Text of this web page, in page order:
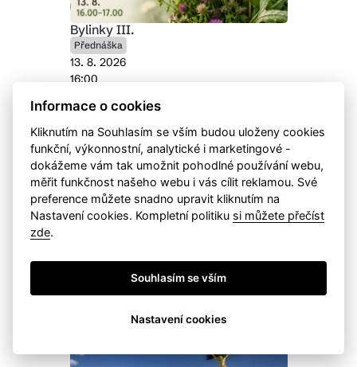
Bylinky III.
Přednáška
13. 8. 2026
16:00
radami.
Ježkovo kulturní léto 2026: Oči,
Tomáš Štefka Band
Koncert Léto v Jihlavě Tanec
13. 8. 2026
18:00-22:00
pohoda, skvělé pivo, dobré jídlo! Tam
Informace o cookies
Kliknutím na Souhlasím se vším budou uloženy cookies
funkční, výkonnostní, analytické i marketingové -
dokážeme vám tak umožnit pohodlné používání webu,
měřit funkčnost našeho webu i vás cílit reklamou. Své
preference můžete snadno upravit kliknutím na
Nastavení cookies. Kompletní politiku si můžete přečíst
zde.
Souhlasím se vším
Nastavení cookies